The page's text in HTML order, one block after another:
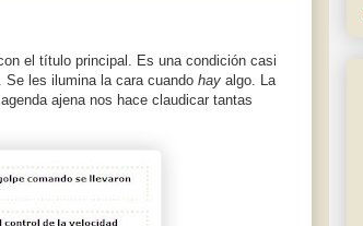
el título principal. Es una condición casi
Se les ilumina la cara cuando hay algo. La
ajena nos hace claudicar tantas